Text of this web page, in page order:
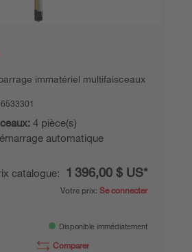
immatériel multifaisceaux
4 pièce(s)
automatique
catalogue: 1 396,00 $ US*
Votre prix: Se connecter
Disponible immédiatement
Comparer